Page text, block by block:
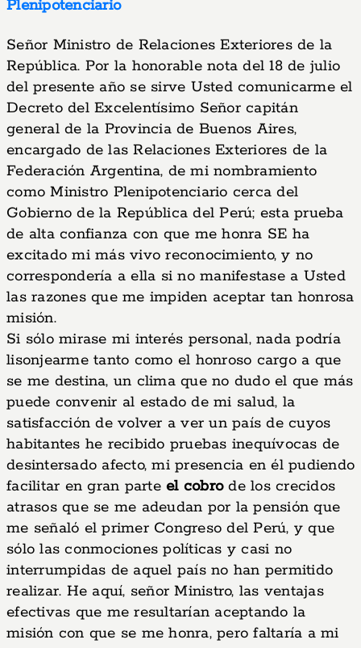
Plenipotenciario
Señor Ministro de Relaciones Exteriores de la
República. Por la honorable nota del 18 de julio
del presente año se sirve Usted comunicarme el
Decreto del Excelentísimo Señor capitán
general de la Provincia de Buenos Aires,
encargado de las Relaciones Exteriores de la
Federación Argentina, de mi nombramiento
como Ministro Plenipotenciario cerca del
Gobierno de la República del Perú; esta prueba
de alta confianza con que me honra SE ha
excitado mi más vivo reconocimiento, y no
correspondería a ella si no manifestase a Usted
las razones que me impiden aceptar tan honrosa
misión.
Si sólo mirase mi interés personal, nada podría
lisonjearme tanto como el honroso cargo a que
se me destina, un clima que no dudo el que más
puede convenir al estado de mi salud, la
satisfacción de volver a ver un país de cuyos
habitantes he recibido pruebas inequívocas de
desintersado afecto, mi presencia en él pudiendo
facilitar en gran parte el cobrode los crecidos
atrasos que se me adeudan por la pensión que
me señaló el primer Congreso del Perú, y que
sólo las conmociones políticas y casi no
interrumpidas de aquel país no han permitido
realizar. He aquí, señor Ministro, las ventajas
efectivas que me resultarían aceptando la
misión con que se me honra, pero faltaría a mi